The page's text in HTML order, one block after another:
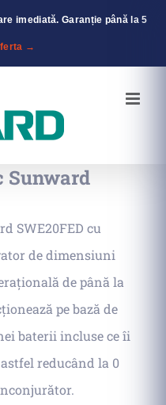
imediată. Garanție până la 5
→
Sunward
SWE20FED cu
de dimensiuni
de până la
pe bază de
baterii incluse ce îi
reducând la 0